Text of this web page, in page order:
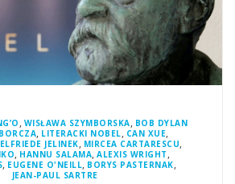
, WISŁAWA SZYMBORSKA, BOB DYLAN
, LITERACKI NOBEL, CAN XUE,
ELFRIEDE JELINEK, MIRCEA CARTARESCU,
, HANNU SALAMA, ALEXIS WRIGHT ,
, EUGENE O'NEILL, BORYS PASTERNAK,
JEAN-PAUL SARTRE